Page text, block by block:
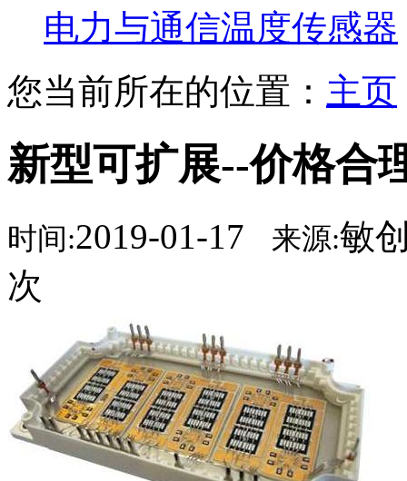
电力与通信温度传感器
您当前所在的位置： 主页
新型可扩展--价格合
时间:2019-01-17 来源:敏
次